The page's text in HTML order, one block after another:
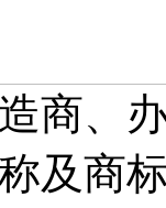
商、
及商